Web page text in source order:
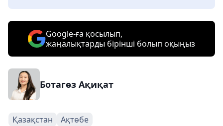
Google-ға қосылып,
жаңалықтарды бірінші болып оқыңыз
Ботагөз Ақиқат
Қазақстан Ақтөбе